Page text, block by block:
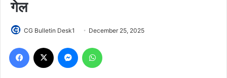
गेल
CG Bulletin Desk1 December 25, 2025
Facebook Messenger